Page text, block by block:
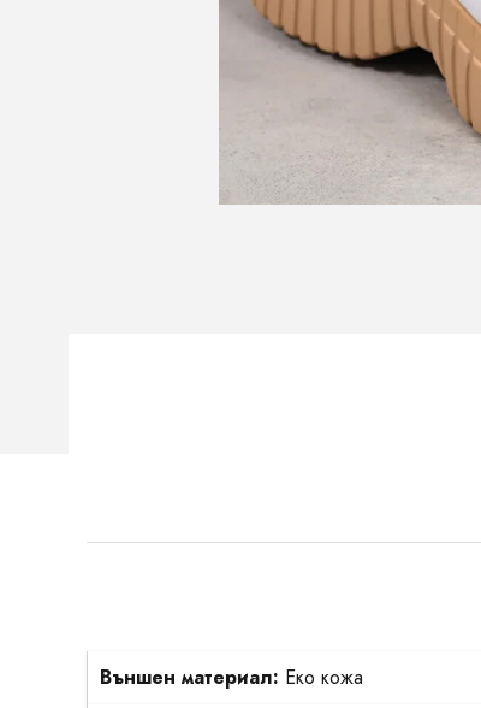
Външен материал: Еко кожа